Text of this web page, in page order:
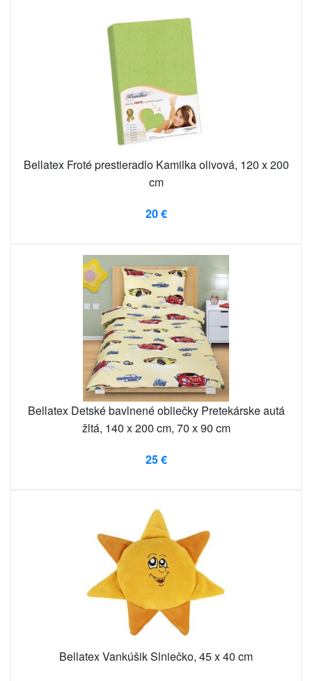
Bellatex Froté prestieradlo Kamilka olivová, 120 x 200
cm
20 €
Bellatex Detské bavlnené obliečky Pretekárske autá
žltá, 140 x 200 cm, 70 x 90 cm
25 €
Bellatex Vankúšik Slniečko, 45 x 40 cm